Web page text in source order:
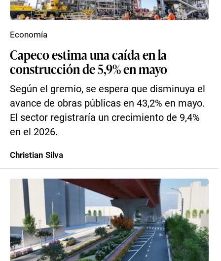
Capeco estima una caída en la
construcción de 5,9% en mayo
Según el gremio, se espera que disminuya el
avance de obras públicas en 43,2% en mayo.
El sector registraría un crecimiento de 9,4%
en el 2026.
Economía
Christian Silva